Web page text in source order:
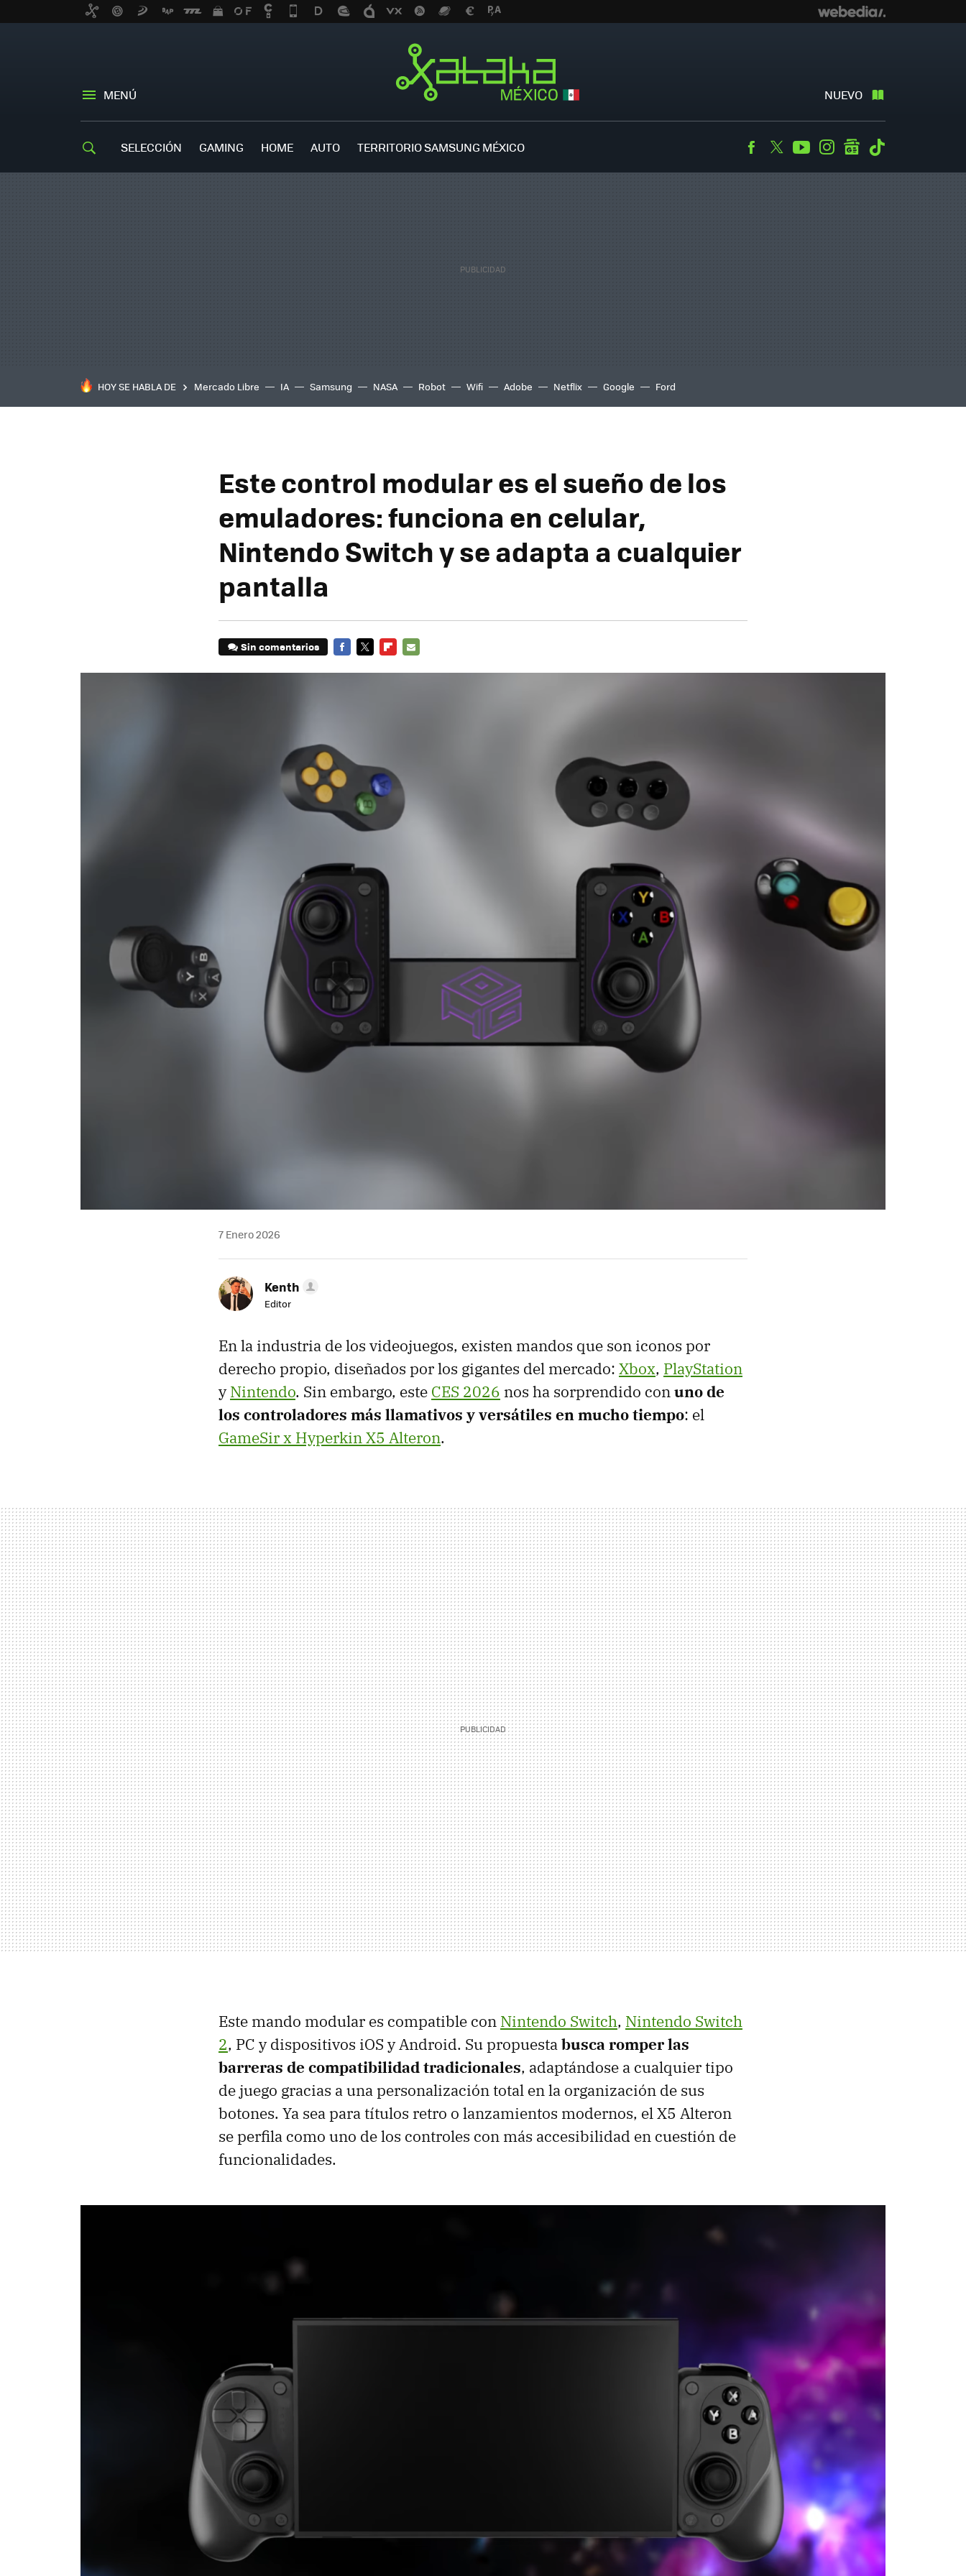
MENÚ NUEVO
SELECCIÓN GAMING HOME AUTO TERRITORIO SAMSUNG MÉXICO Facebook
TwitterYoutubeInstagramgooglenews
HOY SE HABLA DE Mercado Libre IA Samsung NASA Robot Wifi Adobe Netflix Google Ford
Este control modular es el sueño de los
emuladores: funciona en celular,
Nintendo Switch y se adapta a cualquier
pantalla
Sin comentarios
7 Enero 2026
Kenth
Editor
En la industria de los videojuegos, existen mandos que son iconos por
derecho propio, diseñados por los gigantes del mercado: Xbox, PlayStation
yNintendo. Sin embargo, este CES 2026 nos ha sorprendido conuno de
los controladores más llamativos y versátiles en mucho tiempo: el
GameSir x Hyperkin X5 Alteron.
Este mando modular es compatible con Nintendo Switch, Nintendo Switch
2, PC y dispositivos iOS y Android. Su propuestabusca romper las
barreras de compatibilidad tradicionales, adaptándose a cualquier tipo
de juego gracias a una personalización total en la organización de sus
botones. Ya sea para títulos retro o lanzamientos modernos, el X5 Alteron
se perfila como uno de los controles con más accesibilidad en cuestión de
funcionalidades.